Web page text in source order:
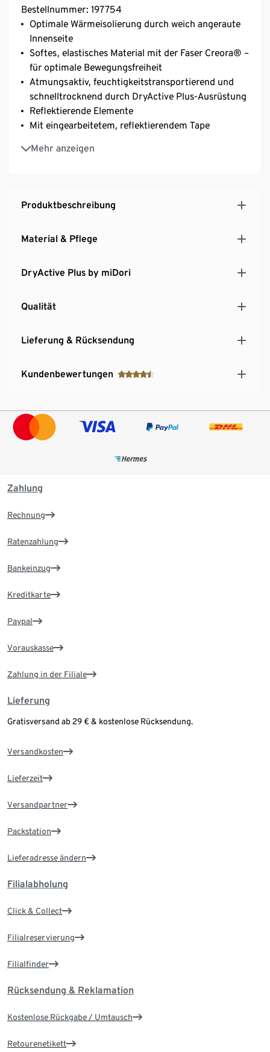
Bestellnummer: 197754
Optimale Wärmeisolierung durch weich angeraute
Innenseite
Softes, elastisches Material mit der Faser Creora® –
für optimale Bewegungsfreiheit
Atmungsaktiv, feuchtigkeitstransportierend und
schnelltrocknend durch DryActive Plus-Ausrüstung
Reflektierende Elemente
Mit eingearbeitetem, reflektierendem Tape
Mehr anzeigen
Elastischer Bund mit Bindebändern
Beinabschluss mit unterlegtem Reißverschluss –
Elastische Mesh-Einsätze
Kleine Reißverschlusstasche auf der Rückseite
Produktbeschreibung
Material & Pflege
DryActive Plus by miDori
Qualität
Lieferung & Rücksendung
Kundenbewertungen
Zahlung
Rechnung
Ratenzahlung
Bankeinzug
Kreditkarte
Paypal
Vorauskasse
Zahlung in der Filiale
Lieferung
Gratisversand ab 29 € & kostenlose Rücksendung.
Versandkosten
Lieferzeit
Versandpartner
Packstation
Lieferadresse ändern
Filialabholung
Click & Collect
Filialreservierung
Filialfinder
Rücksendung & Reklamation
Kostenlose Rückgabe / Umtausch
Retourenetikett